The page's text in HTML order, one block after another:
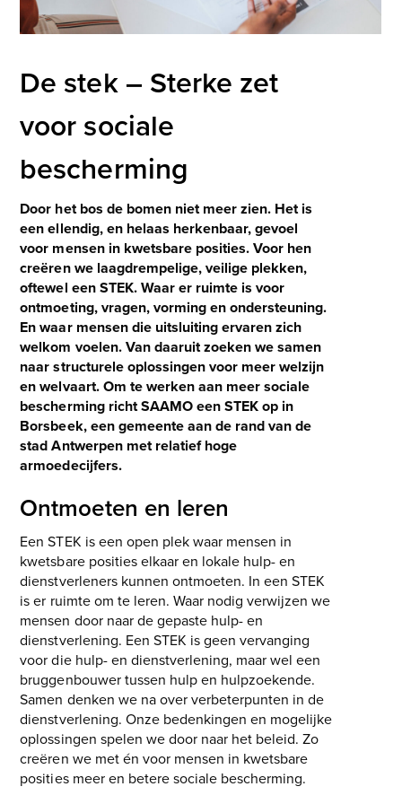
De stek – Sterke zet
voor sociale
bescherming
Door het bos de bomen niet meer zien. Het is
een ellendig, en helaas herkenbaar, gevoel
voor mensen in kwetsbare posities. Voor hen
creëren we laagdrempelige, veilige plekken,
oftewel een STEK. Waar er ruimte is voor
ontmoeting, vragen, vorming en ondersteuning.
En waar mensen die uitsluiting ervaren zich
welkom voelen. Van daaruit zoeken we samen
naar structurele oplossingen voor meer welzijn
en welvaart. Om te werken aan meer sociale
bescherming richt SAAMO een STEK op in
Borsbeek, een gemeente aan de rand van de
stad Antwerpen met relatief hoge
armoedecijfers.
Ontmoeten en leren
Een STEK is een open plek waar mensen in
kwetsbare posities elkaar en lokale hulp- en
dienstverleners kunnen ontmoeten. In een STEK
is er ruimte om te leren. Waar nodig verwijzen we
mensen door naar de gepaste hulp- en
dienstverlening. Een STEK is geen vervanging
voor die hulp- en dienstverlening, maar wel een
bruggenbouwer tussen hulp en hulpzoekende.
Samen denken we na over verbeterpunten in de
dienstverlening. Onze bedenkingen en mogelijke
oplossingen spelen we door naar het beleid. Zo
creëren we met én voor mensen in kwetsbare
posities meer en betere sociale bescherming.